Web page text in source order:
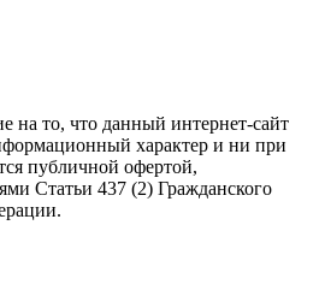
на то, что данный интернет-сайт
характер и ни при
публичной офертой,
Статьи 437 (2) Гражданского